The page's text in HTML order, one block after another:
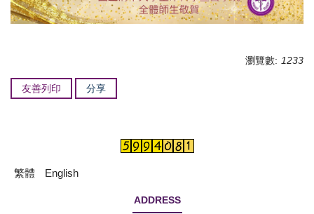
瀏覽數: 1233
友善列印 分享
繁體 English
ADDRESS